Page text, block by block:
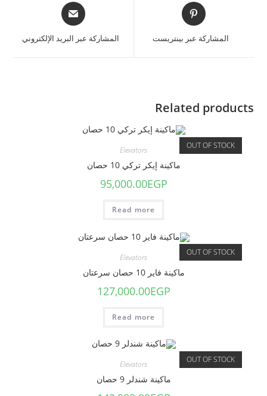
المشاركة عبر بينتريست المشاركة عبر البريد الإلكتروني
Related products
OUT OF STOCK
Elevators
ماكينة إيكر تركي 10 حصان
95,000.00EGP
Read more
OUT OF STOCK
Elevators
ماكينة فاير 10 حصان سرعتان
127,000.00EGP
Read more
OUT OF STOCK
Elevators
ماكينة شندلر 9 حصان